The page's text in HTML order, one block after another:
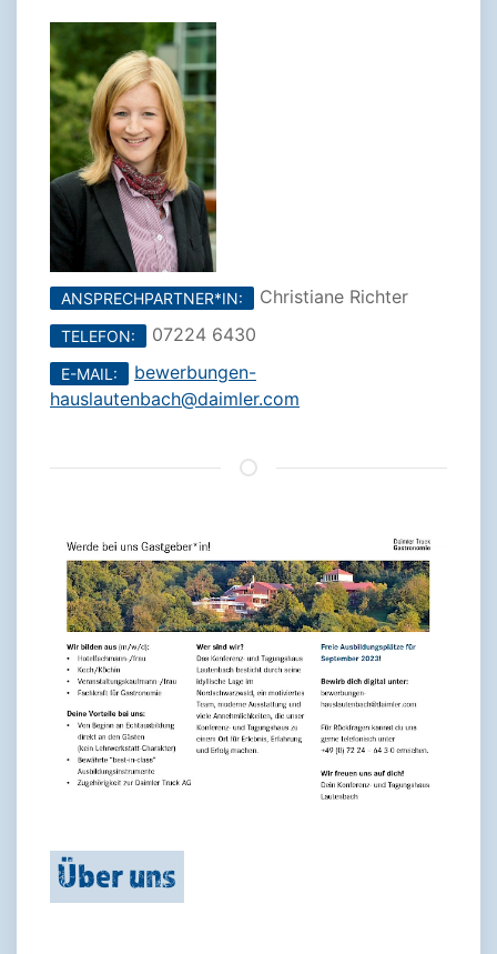
ANSPRECHPARTNER*IN: Christiane Richter
TELEFON: 07224 6430
E-MAIL:
bewerbungen-
hauslautenbach@daimler.com
Über uns